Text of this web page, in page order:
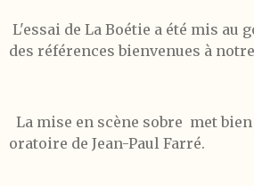
L'essai de La Boétie a été mis au
des références bienvenues à
La mise en scène sobre met
oratoire de Jean-Paul Farré.